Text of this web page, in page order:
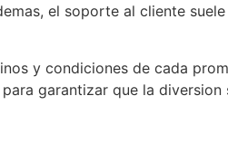
el soporte al cliente
y condiciones de cada
garantizar que la diversion